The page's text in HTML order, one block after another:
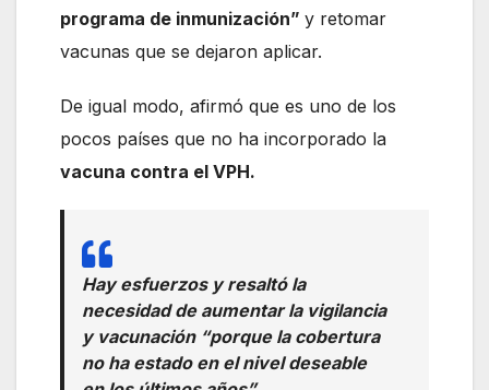
programa de inmunización” y retomar
vacunas que se dejaron aplicar.
De igual modo, afirmó que es uno de los
pocos países que no ha incorporado la
vacuna contra el VPH.
Hay esfuerzos y resaltó la
necesidad de aumentar la vigilancia
y vacunación “porque la cobertura
no ha estado en el nivel deseable